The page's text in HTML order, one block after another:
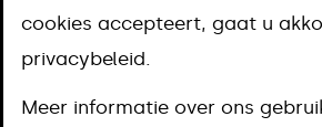
Omschrijving
Voorwaarden
cookies accepteert, gaat u
privacybeleid.
Meer informatie over ons